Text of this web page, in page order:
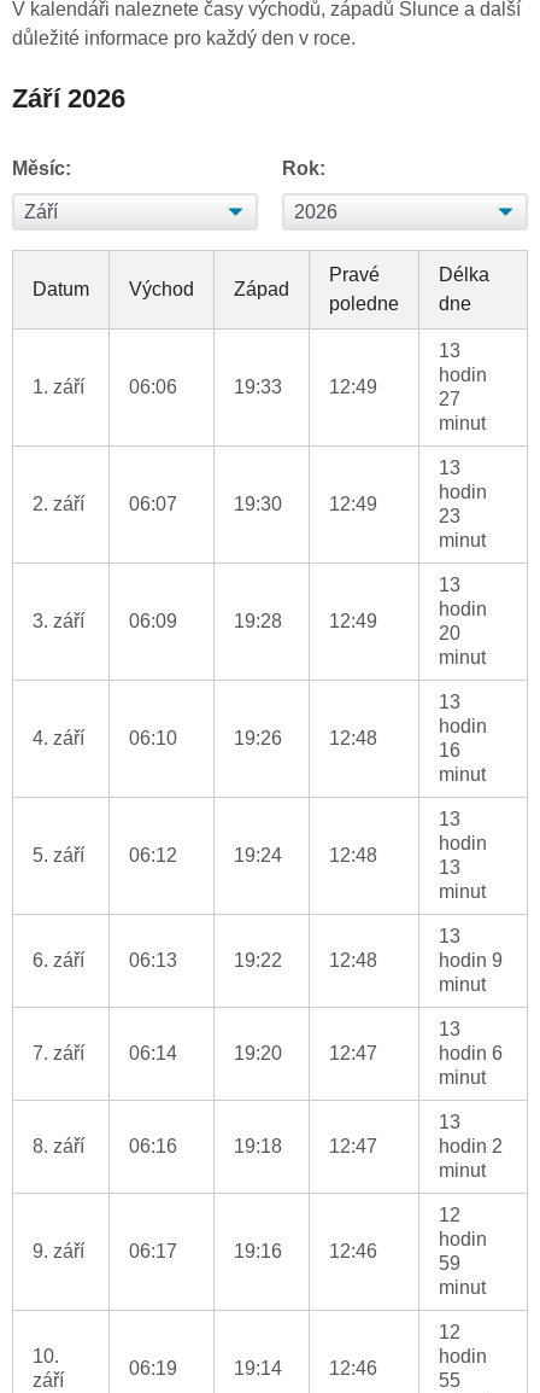
V kalendáři naleznete časy východů, západů Slunce a další
důležité informace pro každý den v roce.
Září 2026
Měsíc: Rok:
Datum Východ Západ
Pravé
poledne
Délka
dne
1. září 06:06 19:33 12:49
13
hodin
27
minut
2. září 06:07 19:30 12:49
13
hodin
23
minut
3. září 06:09 19:28 12:49
13
hodin
20
minut
4. září 06:10 19:26 12:48
13
hodin
16
minut
5. září 06:12 19:24 12:48
13
hodin
13
minut
6. září 06:13 19:22 12:48
13
hodin 9
minut
7. září 06:14 19:20 12:47
13
hodin 6
minut
8. září 06:16 19:18 12:47
13
hodin 2
minut
9. září 06:17 19:16 12:46
12
hodin
59
minut
10.
září
06:19 19:14 12:46
12
hodin
55